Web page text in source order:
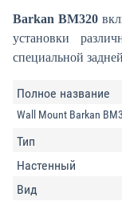
Barkan BM320
установки
специальной
Полное название
Wall Mount Barkan
Тип
Настенный
Вид